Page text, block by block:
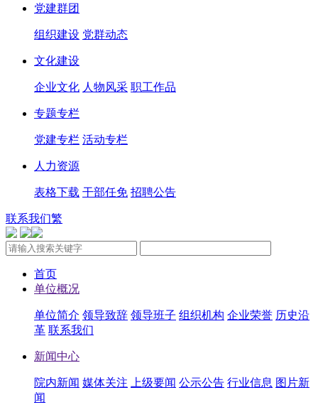
党建群团
组织建设 党群动态
文化建设
企业文化 人物风采 职工作品
专题专栏
党建专栏 活动专栏
人力资源
表格下载 干部任免 招聘公告
联系我们繁
首页
单位概况
单位简介 领导致辞 领导班子 组织机构 企业荣誉 历史沿
革 联系我们
新闻中心
院内新闻 媒体关注 上级要闻 公示公告 行业信息 图片新
闻